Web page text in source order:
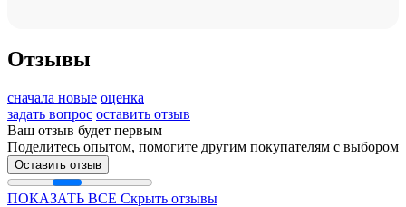
Отзывы
сначала новые оценка
задать вопрос оставить отзыв
Ваш отзыв будет первым
Поделитесь опытом, помогите другим покупателям с выбором
Оставить отзыв
ПОКАЗАТЬ ВСЕ Скрыть отзывы